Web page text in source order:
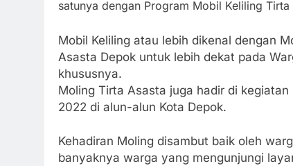
satunya dengan Program Mobil Keliling Tirta
Mobil Keliling atau lebih dikenal dengan
Asasta Depok untuk lebih dekat pada
khususnya.
Moling Tirta Asasta juga hadir di
2022 di alun-alun Kota Depok.
Kehadiran Moling disambut baik oleh
banyaknya warga yang mengunjungi